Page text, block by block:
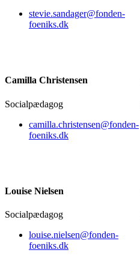
stevie.sandager@fonden-
foeniks.dk
Camilla Christensen
Socialpædagog
camilla.christensen@fonden-
foeniks.dk
Louise Nielsen
Socialpædagog
louise.nielsen@fonden-
foeniks.dk